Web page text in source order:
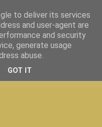
to deliver its services
and user-agent are
and security
generate usage
abuse.
GOT IT